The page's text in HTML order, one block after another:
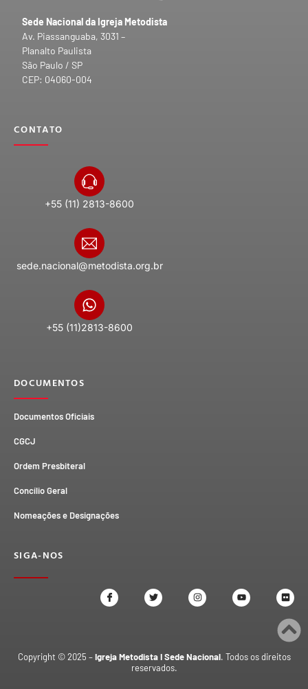
Sede Nacional da Igreja Metodista
Av. Piassanguaba, 3031 –
Planalto Paulista
São Paulo / SP
CEP: 04060-004
CONTATO
+55 (11) 2813-8600
sede.nacional@metodista.org.br
+55 (11)2813-8600
DOCUMENTOS
Documentos Oficiais
CGCJ
Ordem Presbiteral
Concílio Geral
Nomeações e Designações
SIGA-NOS
Copyright © 2025 –Igreja Metodista I Sede Nacional. Todos os direitos
reservados.